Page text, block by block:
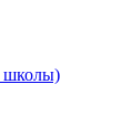
школы)